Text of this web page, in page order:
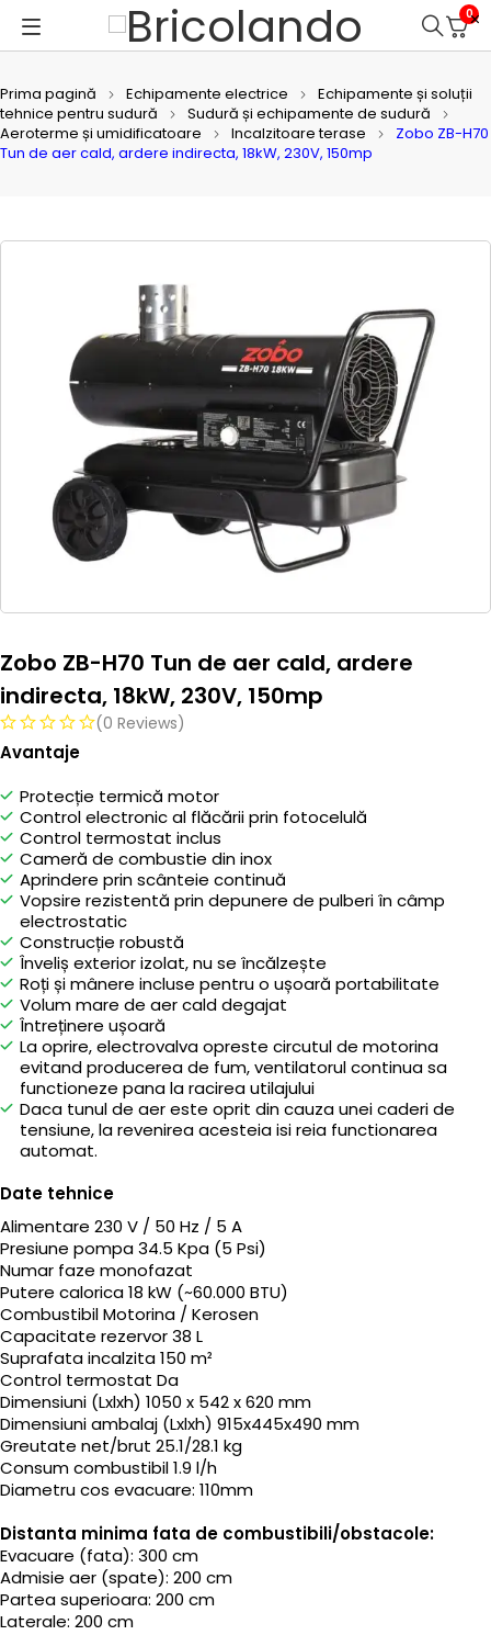
0
Prima pagină Echipamente electrice
Echipamente și soluții
tehnice pentru sudură
Sudură și echipamente de sudură
Aeroterme și umidificatoare
Incalzitoare terase
Zobo ZB-H70
Tun de aer cald, ardere indirecta, 18kW, 230V, 150mp
Zobo ZB-H70 Tun de aer cald, ardere
indirecta, 18kW, 230V, 150mp
(0 Reviews)
Avantaje
Protecție termică motor
Control electronic al flăcării prin fotocelulă
Control termostat inclus
Cameră de combustie din inox
Aprindere prin scânteie continuă
Vopsire rezistentă prin depunere de pulberi în câmp
electrostatic
Construcție robustă
Înveliș exterior izolat, nu se încălzește
Roți și mânere incluse pentru o ușoară portabilitate
Volum mare de aer cald degajat
Întreținere ușoară
La oprire, electrovalva opreste circutul de motorina
evitand producerea de fum, ventilatorul continua sa
functioneze pana la racirea utilajului
Daca tunul de aer este oprit din cauza unei caderi de
tensiune, la revenirea acesteia isi reia functionarea
automat.
Date tehnice
Alimentare 230 V / 50 Hz / 5 A
Presiune pompa 34.5 Kpa (5 Psi)
Numar faze monofazat
Putere calorica 18 kW (~60.000 BTU)
Combustibil Motorina / Kerosen
Capacitate rezervor 38 L
Suprafata incalzita 150 m²
Control termostat Da
Dimensiuni (Lxlxh) 1050 x 542 x 620 mm
Dimensiuni ambalaj (Lxlxh) 915x445x490 mm
Greutate net/brut 25.1/28.1 kg
Consum combustibil 1.9 l/h
Diametru cos evacuare: 110mm
Distanta minima fata de combustibili/obstacole:
Evacuare (fata): 300 cm
Admisie aer (spate): 200 cm
Partea superioara: 200 cm
Laterale: 200 cm